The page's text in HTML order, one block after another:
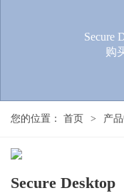
Secure
购
您的位置： 首页 > 产
Secure Desktop